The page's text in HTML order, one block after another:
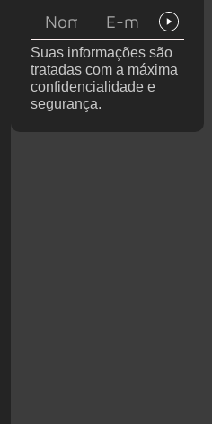
de de
deixar os
palcos
Suas informações são
tratadas com a máxima
confidencialidade e
segurança.